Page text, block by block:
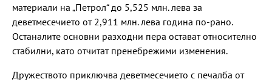
материали на „Петрол“ до 5,525 млн. лева за
деветмесечието от 2,911 млн. лева година по-рано.
Останалите основни разходни пера остават относително
стабилни, като отчитат пренебрежими изменения.
Дружеството приключва деветмесечието с печалба от